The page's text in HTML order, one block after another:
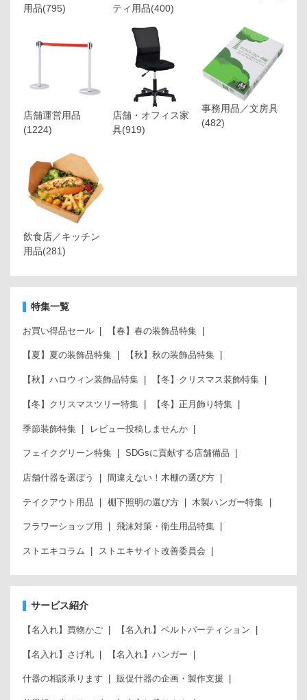
用品(795)
ティ用品(400)
店舗運営用品
(1224)
店舗・オフィス家
具(919)
事務用品／文房具
(482)
飲食店／キッチン
用品(281)
特集一覧
お買い得品セール 【春】春の装飾品特集
【夏】夏の装飾品特集 【秋】秋の装飾品特集
【秋】ハロウィン装飾品特集 【冬】クリスマス装飾特集
【冬】クリスマスツリー特集 【冬】正月飾り特集
季節装飾特集 レビュー投稿しませんか
フェイクグリーン特集 SDGsに貢献する店舗備品
店舗什器を選ぼう 間違えない！木棚の選び方
テイクアウト用品 棚下照明の選び方 木製ハンガー特集
フラワーショップ用 飛沫対策・衛生用品特集
ストエキコラム ストエキサイト改善委員会
サービス紹介
【名入れ】買物かご 【名入れ】ベルトパーティション
【名入れ】さげ札 【名入れ】ハンガー
什器の相談承ります 販促什器の企画・製作支援